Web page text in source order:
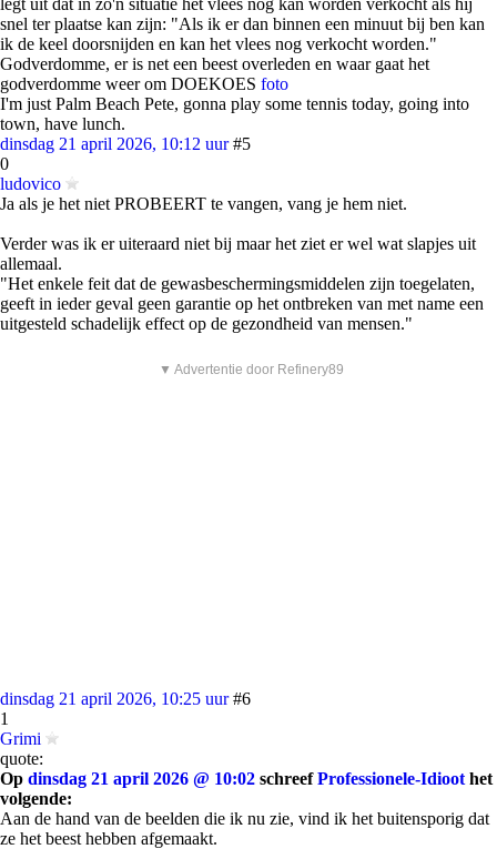
legt uit dat in zo'n situatie het vlees nog kan worden verkocht als hij
snel ter plaatse kan zijn: "Als ik er dan binnen een minuut bij ben kan
ik de keel doorsnijden en kan het vlees nog verkocht worden."
Godverdomme, er is net een beest overleden en waar gaat het
godverdomme weer om DOEKOES foto
I'm just Palm Beach Pete, gonna play some tennis today, going into
town, have lunch.
dinsdag 21 april 2026, 10:12 uur #5
0
ludovico
Ja als je het niet PROBEERT te vangen, vang je hem niet.
Verder was ik er uiteraard niet bij maar het ziet er wel wat slapjes uit
allemaal.
"Het enkele feit dat de gewasbeschermingsmiddelen zijn toegelaten,
geeft in ieder geval geen garantie op het ontbreken van met name een
uitgesteld schadelijk effect op de gezondheid van mensen."
▼ Advertentie door Refinery89
dinsdag 21 april 2026, 10:25 uur #6
1
Grimi
quote:
Op dinsdag 21 april 2026 @ 10:02 schreefProfessionele-Idioot het
volgende:
Aan de hand van de beelden die ik nu zie, vind ik het buitensporig dat
ze het beest hebben afgemaakt.